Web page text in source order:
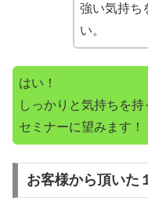
強い気持ち
い。
はい！
しっかりと気持ちを
セミナーに望みます！
お客様から頂いた